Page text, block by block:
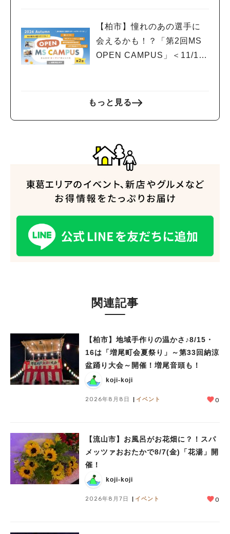
【柏市】憧れのあの選手に
会えるかも！？「第2回MS
OPEN CAMPUS」＜11/17
もっと見る
関連記事
【柏市】地域手作りの温かさ♪8/15・
16は「増尾町会夏祭り」～第33回納涼
盆踊り大会～開催！増尾音頭も！
koji-koji
2026年8月8日 イベント 0
【流山市】お風呂がお花畑に？！スパ
メッツァおおたかで8/7(金)「花湯」開
催！
koji-koji
2026年8月7日 イベント 0